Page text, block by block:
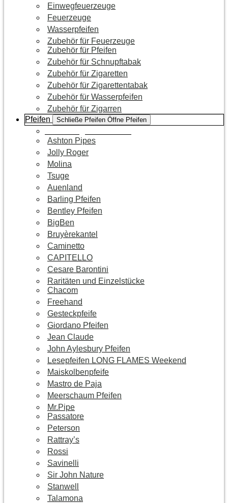
Einwegfeuerzeuge
Feuerzeuge
Wasserpfeifen
Zubehör für Feuerzeuge
Zubehör für Pfeifen
Zubehör für Schnupftabak
Zubehör für Zigaretten
Zubehör für Zigarettentabak
Zubehör für Wasserpfeifen
Zubehör für Zigarren
Pfeifen
Schließe Pfeifen Öffne Pfeifen
Ashton Pipes
Jolly Roger
Molina
Tsuge
Auenland
Barling Pfeifen
Bentley Pfeifen
BigBen
Bruyèrekantel
Caminetto
CAPITELLO
Cesare Barontini
Raritäten und Einzelstücke
Chacom
Freehand
Gesteckpfeife
Giordano Pfeifen
Jean Claude
John Aylesbury Pfeifen
Lesepfeifen LONG FLAMES Weekend
Maiskolbenpfeife
Mastro de Paja
Meerschaum Pfeifen
Mr.Pipe
Passatore
Peterson
Rattray’s
Rossi
Savinelli
Sir John Nature
Stanwell
Talamona